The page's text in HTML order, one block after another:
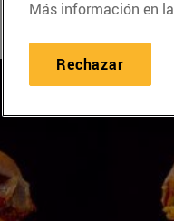
Más información en la
Rechazar